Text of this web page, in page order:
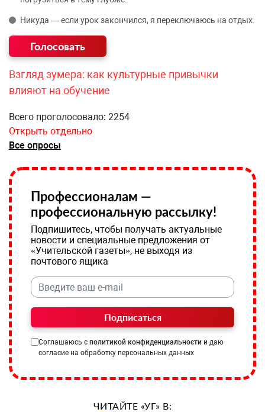
Никуда — если урок закончился, я переключаюсь на отдых.
Взгляд зумера: как культурные привычки
влияют на обучение
Всего проголосовало: 2254
Открыть отдельно
Все опросы
Профессионалам —
профессиональную рассылку!
Подпишитесь, чтобы получать актуальные
новости и специальные предложения от
«Учительской газеты», не выходя из
почтового ящика
Подписаться
Соглашаюсь с политикой конфиденциальности и даю
согласие на обработку персональных данных
ЧИТАЙТЕ «УГ» В: